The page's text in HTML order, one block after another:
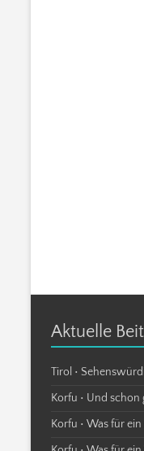
Aktuelle
Tirol •
Korfu • Und
Korfu • Was für